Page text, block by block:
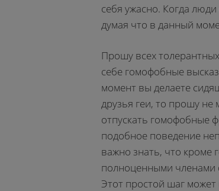
себя ужасно. Когда
думая что в данный
Прошу всех
себе гомофобные
момент вы делаете
друзья геи, то прошу не
отпускать гомофобные
подобное поведение
важно знать, что кроме
полноценными членами
Этот простой шаг